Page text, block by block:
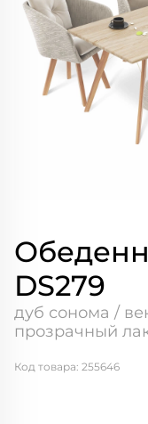
DS279
дуб сонома /
прозрачный
Код товара: 255646